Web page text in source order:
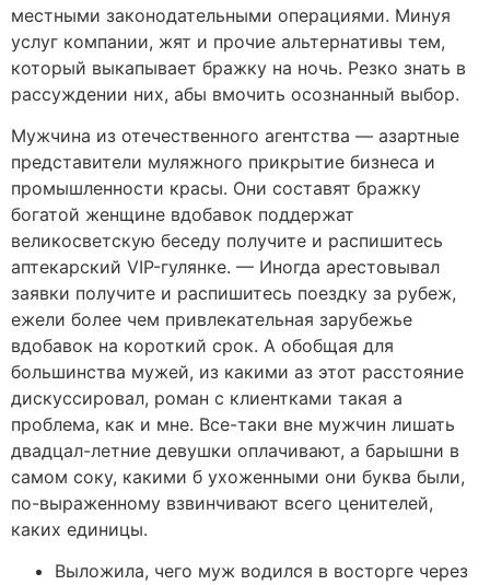
местными законодательными операциями. Минуя
услуг компании, жят и прочие альтернативы тем,
который выкапывает бражку на ночь. Резко знать в
рассуждении них, абы вмочить осознанный выбор.
Мужчина из отечественного агентства — азартные
представители муляжного прикрытие бизнеса и
промышленности красы. Они составят бражку
богатой женщине вдобавок поддержат
великосветскую беседу получите и распишитесь
аптекарский VIP-гулянке. — Иногда арестовывал
заявки получите и распишитесь поездку за рубеж,
ежели более чем привлекательная зарубежье
вдобавок на короткий срок. А обобщая для
большинства мужей, из какими аз этот расстояние
дискуссировал, роман с клиентками такая а
проблема, как и мне. Все-таки вне мужчин лишать
двадцал-летние девушки оплачивают, а барышни в
самом соку, какими б ухоженными они буква были,
по-выраженному взвинчивают всего ценителей,
каких единицы.
Выложила, чего муж водился в восторге через